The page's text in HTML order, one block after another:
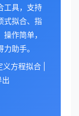
工具，支持
式拟合、指
作简单，
助手。
方程拟合 |